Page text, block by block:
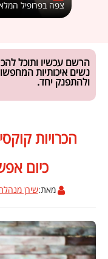
צפה בפרופיל
הרשם עכשיו ותוכל
נשים איכותיות
ולהתפנק יחד.
הכרויות
כיום
מאת:שירן